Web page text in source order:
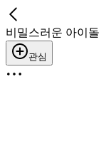
비밀스러운 아이
관심